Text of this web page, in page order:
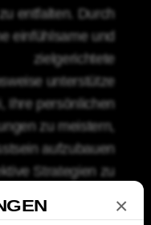
entfalten. Durch
einfühlsame und
zielgerichtete
unterstütze
Ihre persönlichen
zu meistern,
aufzubauen
Strategien zu
erreichen.×